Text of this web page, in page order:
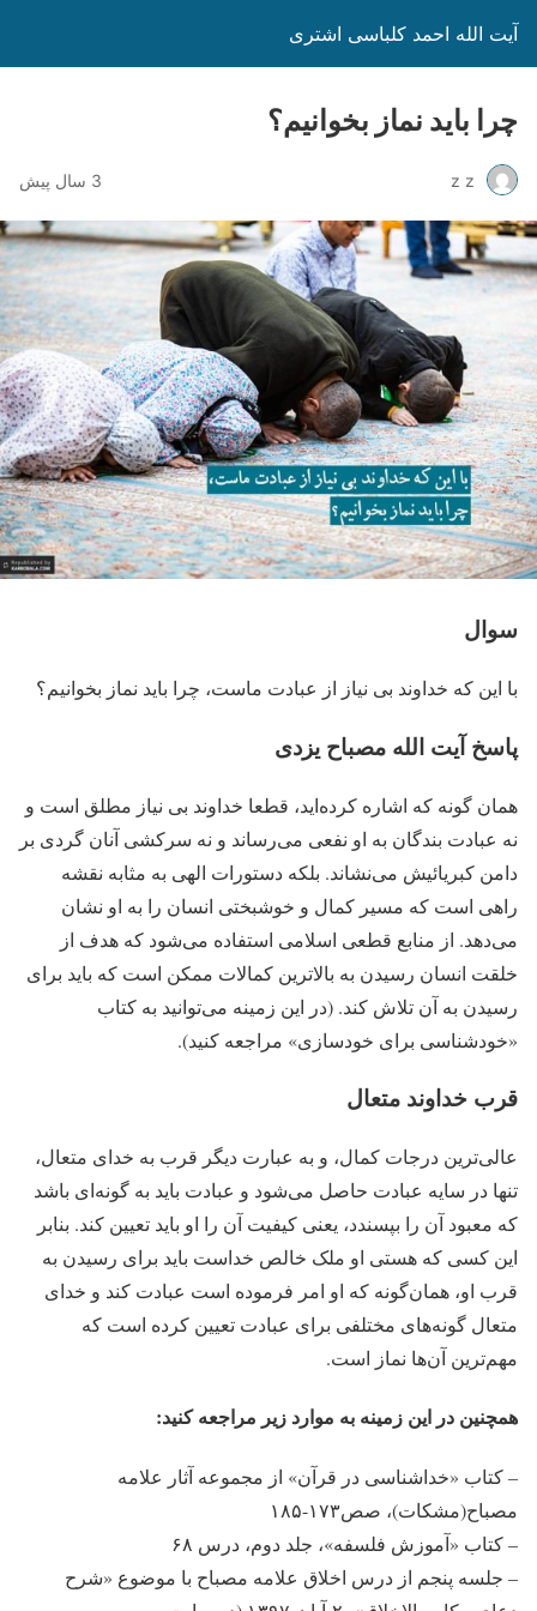
آیت الله احمد کلباسی اشتری
چرا باید نماز بخوانیم؟
z z 3 سال پیش
سوال
با این که خداوند بی نیاز از عبادت ماست، چرا باید نماز بخوانیم؟
پاسخ آیت الله مصباح یزدی
همان گونه که اشاره کرده‌اید، قطعا خداوند بی نیاز مطلق است و
نه عبادت بندگان به او نفعی می‌‎رساند و نه سرکشی آنان گردی بر
دامن کبریائیش می‌نشاند. بلکه دستورات الهی به مثابه نقشه
راهی است که مسیر کمال و خوشبختی انسان را به او نشان
می‌دهد. از منابع قطعی اسلامی استفاده می‌شود که هدف از
خلقت انسان رسیدن به بالاترین کمالات ممکن است که باید برای
رسیدن به آن تلاش کند. (در این زمینه می‌‎توانید به کتاب
«خودشناسی برای خودسازی» مراجعه کنید).
قرب خداوند متعال
عالی‌ترین درجات کمال، و به عبارت دیگر قرب به خدای متعال،
تنها در سایه عبادت حاصل می‌شود و عبادت باید به گونه‌ای باشد
که معبود آن را بپسندد، یعنی کیفیت آن را او باید تعیین کند. بنابر
این کسی که هستی او ملک خالص خداست باید برای رسیدن به
قرب او، همان‌گونه که او امر فرموده است عبادت کند و خدای
متعال گونه‌های مختلفی برای عبادت تعیین کرده است که
مهم‌ترین آن‌ها نماز است.
همچنین در این زمینه به موارد زیر مراجعه کنید:
– کتاب «خداشناسی در قرآن» از مجموعه آثار علامه
مصباح(مشکات)، صص۱۷۳-۱۸۵
– کتاب «آموزش فلسفه»، جلد دوم، درس ۶۸
– جلسه پنجم از درس اخلاق علامه مصباح با موضوع «شرح